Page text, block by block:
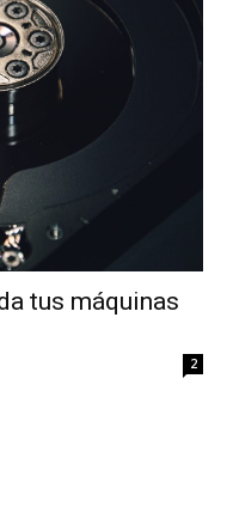
tus máquinas
2